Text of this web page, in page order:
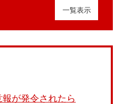
から熱中症警戒アラ
熱中症の危険性が高
しく過ごしましょ
合は、定期的な休息
服の着用など、体調
熱中症の危険性が高
こまめな水分補給、
涼しく過ごしましょ
一覧表示
が発令されたら